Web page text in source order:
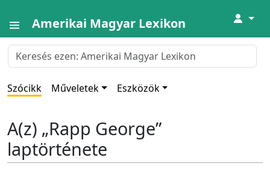
Amerikai Magyar Lexikon ↓
Szócikk Műveletek Eszközök
A(z) „Rapp George”
laptörténete